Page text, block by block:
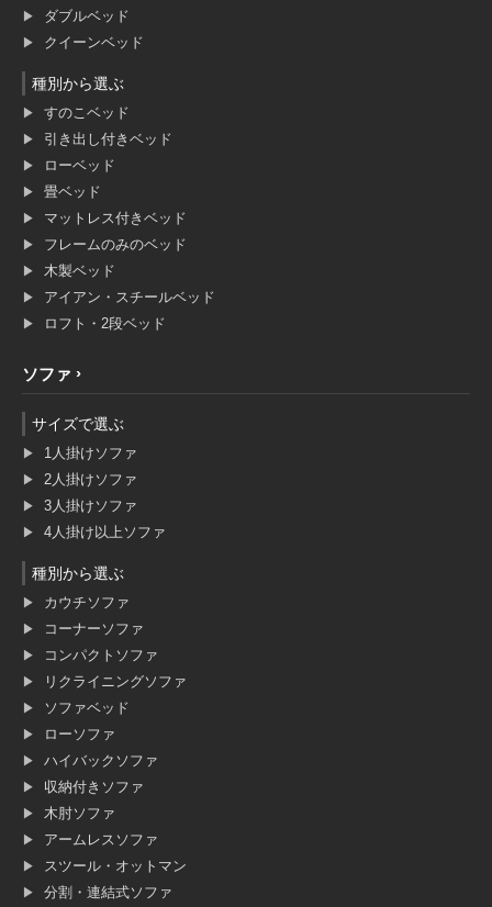
ダブルベッド
クイーンベッド
種別から選ぶ
すのこベッド
引き出し付きベッド
ローベッド
畳ベッド
マットレス付きベッド
フレームのみのベッド
木製ベッド
アイアン・スチールベッド
ロフト・2段ベッド
ソファ
サイズで選ぶ
1人掛けソファ
2人掛けソファ
3人掛けソファ
4人掛け以上ソファ
種別から選ぶ
カウチソファ
コーナーソファ
コンパクトソファ
リクライニングソファ
ソファベッド
ローソファ
ハイバックソファ
収納付きソファ
木肘ソファ
アームレスソファ
スツール・オットマン
分割・連結式ソファ